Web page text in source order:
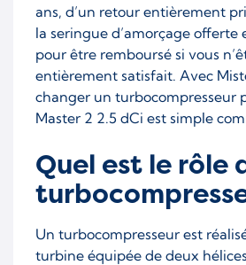
ans, d’un retour entièrement
la seringue d’amorçage offerte
pour être remboursé si vous
entièrement satisfait. Avec
changer un turbocompresseur
Master 2 2.5 dCi est simple
Quel est le rôle
Un turbocompresseur est
turbine équipée de deux